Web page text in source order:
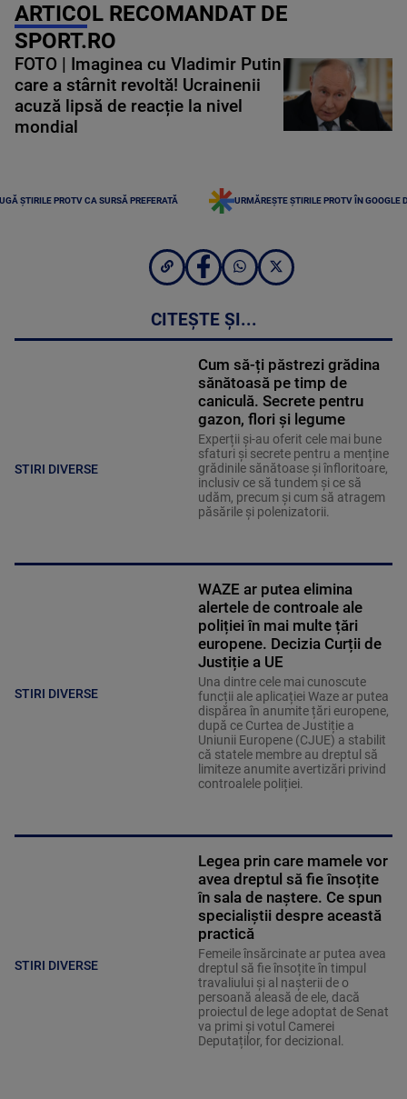
ARTICOL RECOMANDAT DE
SPORT.RO
FOTO | Imaginea cu Vladimir Putin
care a stârnit revoltă! Ucrainenii
acuză lipsă de reacție la nivel
mondial
ȘTIRILE PROTV CA SURSĂ PREFERATĂ URMĂREȘTE ȘTIRILE PROTV ÎN GOOGLE
CITEȘTE ȘI...
STIRI DIVERSE
Cum să-ți păstrezi grădina
sănătoasă pe timp de
caniculă. Secrete pentru
gazon, flori și legume
Experții și-au oferit cele mai bune
sfaturi și secrete pentru a menține
grădinile sănătoase și înfloritoare,
inclusiv ce să tundem și ce să
udăm, precum și cum să atragem
păsările și polenizatorii.
STIRI DIVERSE
WAZE ar putea elimina
alertele de controale ale
poliției în mai multe țări
europene. Decizia Curții de
Justiție a UE
Una dintre cele mai cunoscute
funcții ale aplicației Waze ar putea
dispărea în anumite țări europene,
după ce Curtea de Justiție a
Uniunii Europene (CJUE) a stabilit
că statele membre au dreptul să
limiteze anumite avertizări privind
controalele poliției.
STIRI DIVERSE
Legea prin care mamele vor
avea dreptul să fie însoțite
în sala de naștere. Ce spun
specialiștii despre această
practică
Femeile însărcinate ar putea avea
dreptul să fie însoțite în timpul
travaliului și al nașterii de o
persoană aleasă de ele, dacă
proiectul de lege adoptat de Senat
va primi și votul Camerei
Deputaților, for decizional.